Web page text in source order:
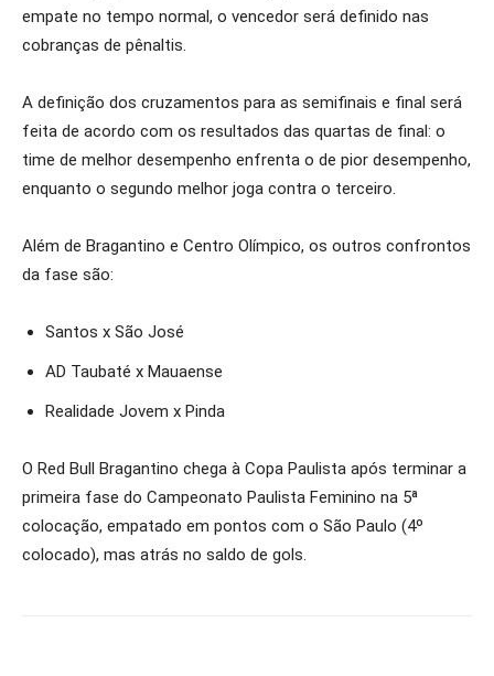
empate no tempo normal, o vencedor será definido nas
cobranças de pênaltis.
A definição dos cruzamentos para as semifinais e final será
feita de acordo com os resultados das quartas de final: o
time de melhor desempenho enfrenta o de pior desempenho,
enquanto o segundo melhor joga contra o terceiro.
Além de Bragantino e Centro Olímpico, os outros confrontos
da fase são:
Santos x São José
AD Taubaté x Mauaense
Realidade Jovem x Pinda
O Red Bull Bragantino chega à Copa Paulista após terminar a
primeira fase do Campeonato Paulista Feminino na 5ª
colocação, empatado em pontos com o São Paulo (4º
colocado), mas atrás no saldo de gols.